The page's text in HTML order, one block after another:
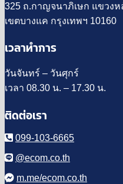
325 ถ.กาญจนาภิเษก แขวงห
เขตบางแค กรุงเทพฯ 10160
เวลาทำการ
วันจันทร์ – วันศุกร์
เวลา 08.30 น. – 17.30 น.
ติดต่อเรา
099-103-6665
@ecom.co.th
m.me/ecom.co.th